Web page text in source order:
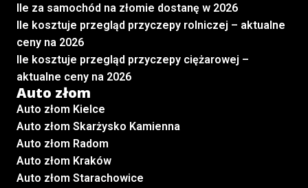
Ile za samochód na złomie dostanę w 2026
Ile kosztuje przegląd przyczepy rolniczej – aktualne
ceny na 2026
Ile kosztuje przegląd przyczepy ciężarowej –
aktualne ceny na 2026
Auto złom
Auto złom Kielce
Auto złom Skarżysko Kamienna
Auto złom Radom
Auto złom Kraków
Auto złom Starachowice